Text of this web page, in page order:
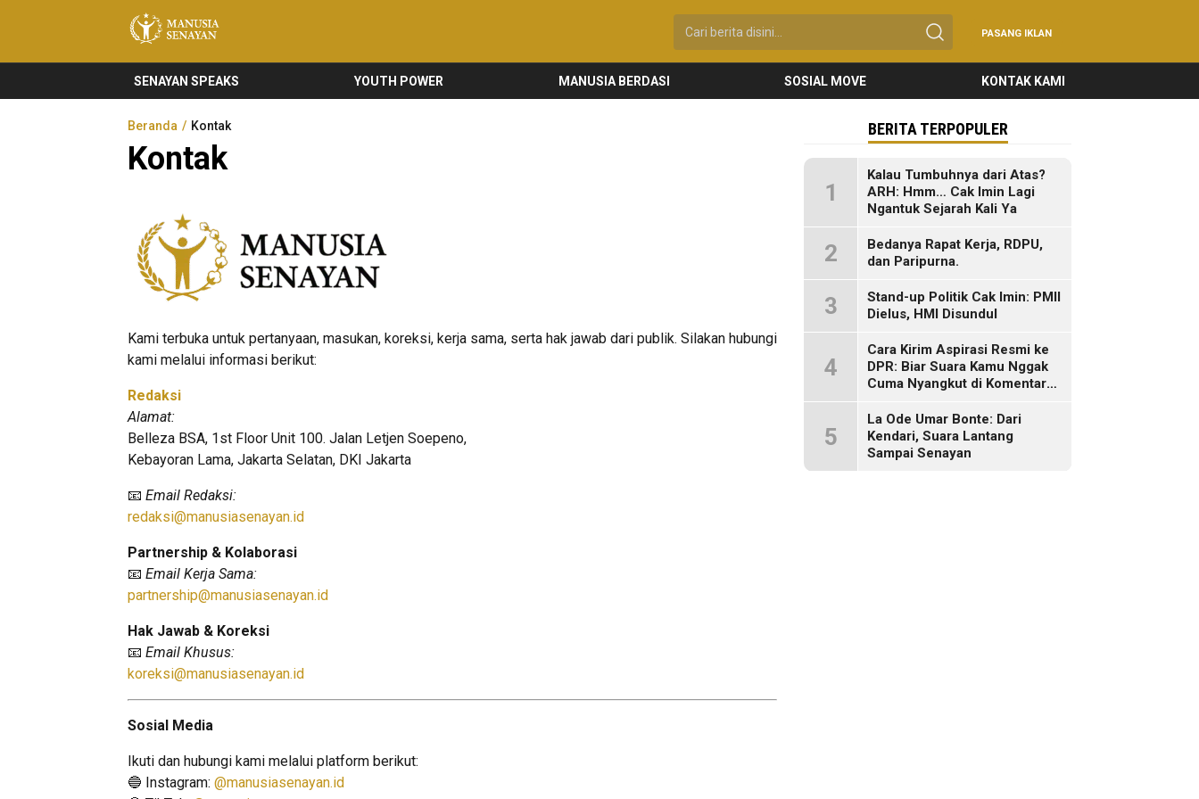
Manusia Senayan
Manusia Bicara, Senayan Bersuara
PASANG IKLAN
SENAYAN SPEAKS YOUTH POWER MANUSIA BERDASI SOSIAL MOVE KONTAK KAMI
Beranda Kontak
Kontak
Kami terbuka untuk pertanyaan, masukan, koreksi, kerja sama, serta hak jawab dari publik. Silakan hubungi
kami melalui informasi berikut:
Redaksi
Alamat:
Belleza BSA, 1st Floor Unit 100. Jalan Letjen Soepeno,
Kebayoran Lama, Jakarta Selatan, DKI Jakarta
📧 Email Redaksi:
redaksi@manusiasenayan.id
Partnership & Kolaborasi
📧 Email Kerja Sama:
partnership@manusiasenayan.id
Hak Jawab & Koreksi
📧 Email Khusus:
koreksi@manusiasenayan.id
Sosial Media
Ikuti dan hubungi kami melalui platform berikut:
🔵 Instagram: @manusiasenayan.id
BERITA TERPOPULER
1
Kalau Tumbuhnya dari Atas?
ARH: Hmm… Cak Imin Lagi
Ngantuk Sejarah Kali Ya
2
Bedanya Rapat Kerja, RDPU,
dan Paripurna.
3
Stand-up Politik Cak Imin: PMII
Dielus, HMI Disundul
4
Cara Kirim Aspirasi Resmi ke
DPR: Biar Suara Kamu Nggak
Cuma Nyangkut di Komentar
5
La Ode Umar Bonte: Dari
Kendari, Suara Lantang
Sampai Senayan